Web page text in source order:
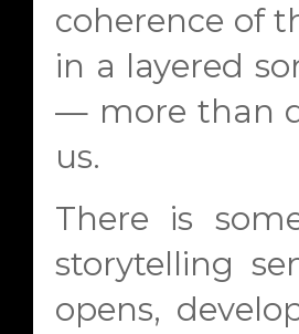
coherence of
in a layered
— more than
us.
There is
storytelling
opens,